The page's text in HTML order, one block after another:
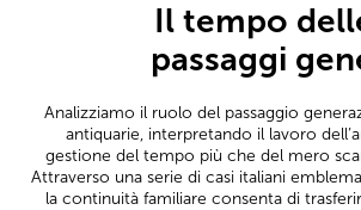
Il tempo
passaggi
Analizziamo il ruolo del passaggio
antiquarie, interpretando il lavoro
gestione del tempo più che del mero
Attraverso una serie di casi italiani
la continuità familiare consenta di